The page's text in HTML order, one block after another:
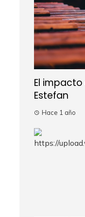
El
Estefan
Hace 1 año